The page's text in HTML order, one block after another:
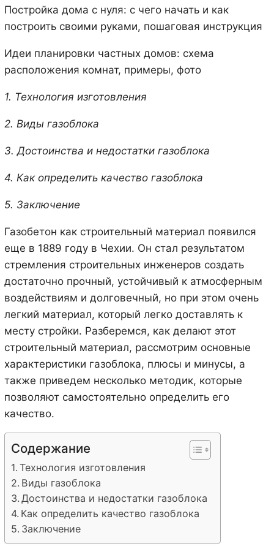
Постройка дома с нуля: с чего начать и как
построить своими руками, пошаговая инструкция
Идеи планировки частных домов: схема
расположения комнат, примеры, фото
1. Технология изготовления
2. Виды газоблока
3. Достоинства и недостатки газоблока
4. Как определить качество газоблока
5. Заключение
Газобетон как строительный материал появился
еще в 1889 году в Чехии. Он стал результатом
стремления строительных инженеров создать
достаточно прочный, устойчивый к атмосферным
воздействиям и долговечный, но при этом очень
легкий материал, который легко доставлять к
месту стройки. Разберемся, как делают этот
строительный материал, рассмотрим основные
характеристики газоблока, плюсы и минусы, а
также приведем несколько методик, которые
позволяют самостоятельно определить его
качество.
Содержание
Технология изготовления
Виды газоблока
Достоинства и недостатки газоблока
Как определить качество газоблока
Заключение